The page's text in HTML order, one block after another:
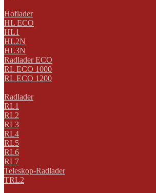
Hoflader
HL ECO
HL1
HL2N
HL3N
Radlader ECO
RL ECO 1000
RL ECO 1200
Radlader
RL1
RL2
RL3
RL4
RL5
RL6
RL7
Teleskop-Radlader
TRL2